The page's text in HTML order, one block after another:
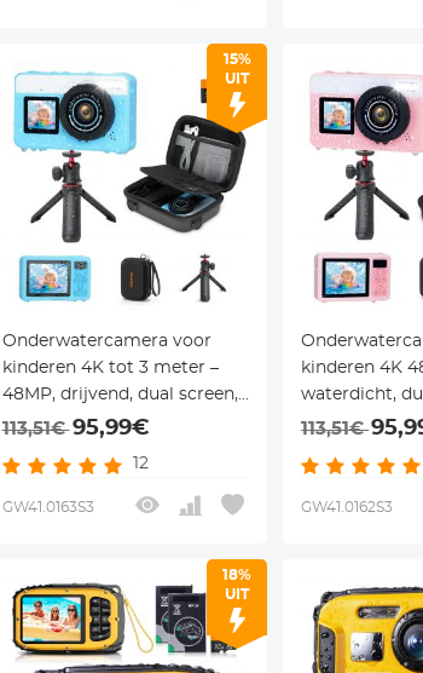
15%
UIT
Onderwatercamera voor
kinderen 4K tot 3 meter –
48MP, drijvend, dual screen,
18x zoom, statief & EVA case
zwemmen – Kentfaith
113,51€95,99€
12
GW41.0163S3
kinderen 4K
waterdicht,
voor
statief,
113,51€
GW41.0162S3
18%
UIT